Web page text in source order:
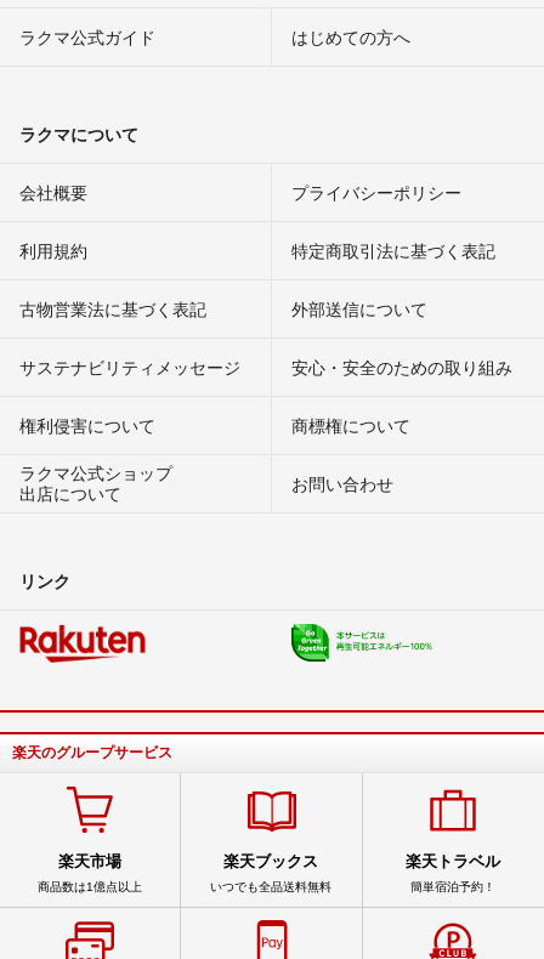
ラクマ公式ガイド はじめての方へ
ラクマについて
会社概要 プライバシーポリシー
利用規約 特定商取引法に基づく表記
古物営業法に基づく表記 外部送信について
サステナビリティメッセージ 安心・安全のための取り組み
権利侵害について
商標権について
ラクマ公式ショップ
出店について
お問い合わせ
リンク
楽天のグループサービス
楽天市場
商品数は1億点以上
楽天ブックス
いつでも全品送料無料
楽天トラベル
簡単宿泊予約！